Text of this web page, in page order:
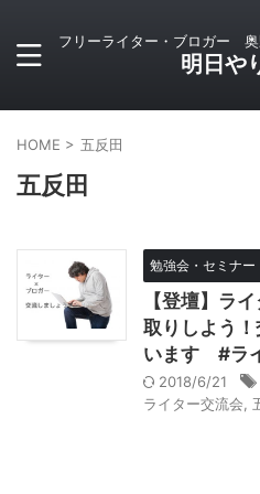
フリーライター・ブロガー 奥
明日や
HOME > 五反田
五反田
勉強会・セミナー
【登壇】ラ
取りしよう
います #ラ
2018/6/21
ライター交流会